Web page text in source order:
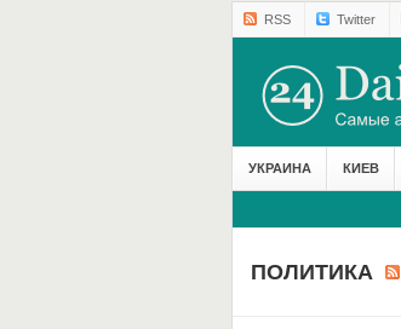
RSS Twitter
УКРАИНА КИЕВ
ПОЛИТИКА